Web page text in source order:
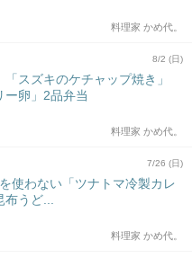
料理家 かめ代。
8/2 (日)
スズキのケチャップ焼き」
ー卵」2品弁当
料理家 かめ代。
7/26 (日)
使わない「ツナトマ冷製カレ
うど...
料理家 かめ代。